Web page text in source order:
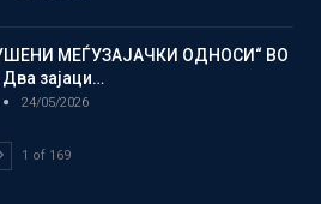
МЕЃУЗАЈАЧКИ ОДНОСИ“ ВО
зајаци…
24/05/2026
1 of 169